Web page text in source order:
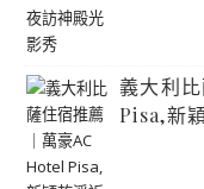
義大利
Pisa,新